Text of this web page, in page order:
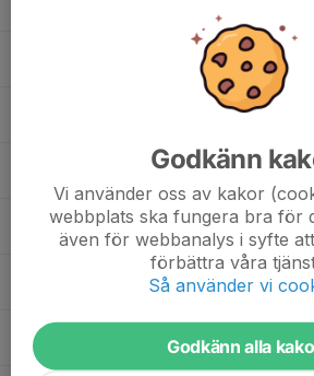
22. Liam Nord Chennaoui
25. Erik Diberius, U18
27. Liam Krig 33
29. Emil Ytterstene
29. Kristoffer Paulrud, U18
Godkänn
Vi använder oss av kakor
webbplats ska fungera bra för
även för webbanalys i syfte
förbättra våra
Så använder vi
Godkänn alla